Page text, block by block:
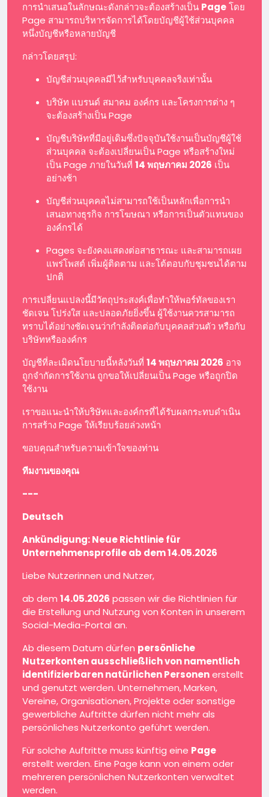
การนำเสนอในลักษณะดังกล่าวจะต้องสร้างเป็น Pageโดย
Page สามารถบริหารจัดการได้โดยบัญชีผู้ใช้ส่วนบุคคล
หนึ่งบัญชีหรือหลายบัญชี
กล่าวโดยสรุป:
บัญชีส่วนบุคคลมีไว้สำหรับบุคคลจริงเท่านั้น
บริษัท แบรนด์ สมาคม องค์กร และโครงการต่าง ๆ
จะต้องสร้างเป็น Page
บัญชีบริษัทที่มีอยู่เดิมซึ่งปัจจุบันใช้งานเป็นบัญชีผู้ใช้
ส่วนบุคคล จะต้องเปลี่ยนเป็น Page หรือสร้างใหม่
เป็น Page ภายในวันที่ 14 พฤษภาคม 2026 เป็น
อย่างช้า
บัญชีส่วนบุคคลไม่สามารถใช้เป็นหลักเพื่อการนำ
เสนอทางธุรกิจ การโฆษณา หรือการเป็นตัวแทนของ
องค์กรได้
Pages จะยังคงแสดงต่อสาธารณะ และสามารถเผย
แพร่โพสต์ เพิ่มผู้ติดตาม และโต้ตอบกับชุมชนได้ตาม
ปกติ
การเปลี่ยนแปลงนี้มีวัตถุประสงค์เพื่อทำให้พอร์ทัลของเรา
ชัดเจน โปร่งใส และปลอดภัยยิ่งขึ้น ผู้ใช้งานควรสามารถ
ทราบได้อย่างชัดเจนว่ากำลังติดต่อกับบุคคลส่วนตัว หรือกับ
บริษัทหรือองค์กร
บัญชีที่ละเมิดนโยบายนี้หลังวันที่ 14 พฤษภาคม 2026 อาจ
ถูกจำกัดการใช้งาน ถูกขอให้เปลี่ยนเป็น Page หรือถูกปิด
ใช้งาน
เราขอแนะนำให้บริษัทและองค์กรที่ได้รับผลกระทบดำเนิน
การสร้าง Page ให้เรียบร้อยล่วงหน้า
ขอบคุณสำหรับความเข้าใจของท่าน
ทีมงานของคุณ
---
Deutsch
Ankündigung: Neue Richtlinie für
Unternehmensprofile ab dem 14.05.2026
Liebe Nutzerinnen und Nutzer,
ab dem 14.05.2026 passen wir die Richtlinien für
die Erstellung und Nutzung von Konten in unserem
Social-Media-Portal an.
Ab diesem Datum dürfen persönliche
Nutzerkonten ausschließlich von namentlich
identifizierbaren natürlichen Personenerstellt
und genutzt werden. Unternehmen, Marken,
Vereine, Organisationen, Projekte oder sonstige
gewerbliche Auftritte dürfen nicht mehr als
persönliches Nutzerkonto geführt werden.
Für solche Auftritte muss künftig eine Page
erstellt werden. Eine Page kann von einem oder
mehreren persönlichen Nutzerkonten verwaltet
werden.